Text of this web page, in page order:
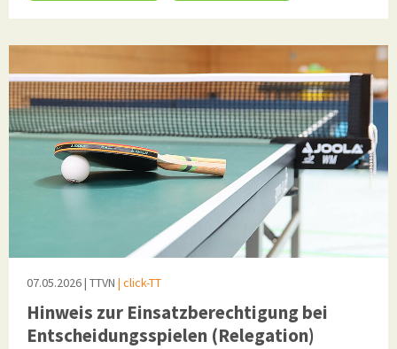
07.05.2026| TTVN | click-TT
Hinweis zur Einsatzberechtigung bei
Entscheidungsspielen (Relegation)